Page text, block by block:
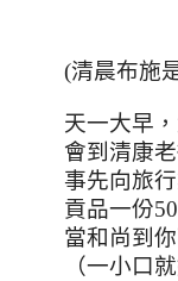
(清晨布施
天一大早
會到清康
事先向旅
貢品一份50
當和尚到
（一小口